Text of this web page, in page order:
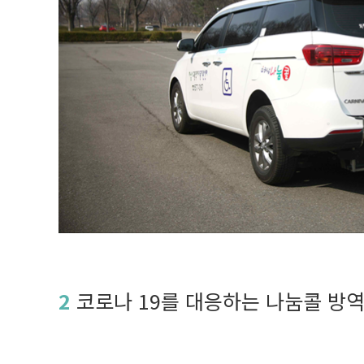
2 코로나 19를 대응하는 나눔콜 방